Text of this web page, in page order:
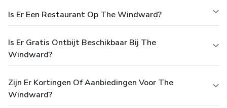
Is Er Een Restaurant Op The Windward?
Is Er Gratis Ontbijt Beschikbaar Bij The
Windward?
Zijn Er Kortingen Of Aanbiedingen Voor The
Windward?